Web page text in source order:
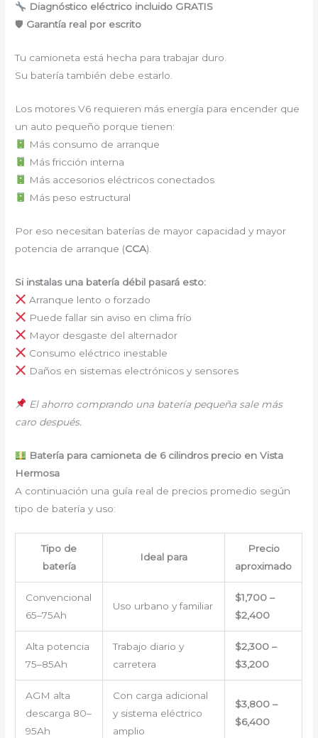
Diagnóstico eléctrico incluido GRATIS
🛡 Garantía real por escrito
Tu camioneta está hecha para trabajar duro.
Su batería también debe estarlo.
Los motores V6 requieren más energía para encender que
un auto pequeño porque tienen:
Más consumo de arranque
Más fricción interna
Más accesorios eléctricos conectados
Más peso estructural
Por eso necesitan baterías de mayor capacidad y mayor
potencia de arranque (CCA).
Si instalas una batería débil pasará esto:
Arranque lento o forzado
Puede fallar sin aviso en clima frío
Mayor desgaste del alternador
Consumo eléctrico inestable
Daños en sistemas electrónicos y sensores
El ahorro comprando una batería pequeña sale más
caro después.
Batería para camioneta de 6 cilindros precio en Vista
Hermosa
A continuación una guía real de precios promedio según
tipo de batería y uso:
Tipo de
batería
Ideal para
Precio
aproximado
Convencional
65–75Ah
Uso urbano y familiar
$1,700 –
$2,400
Alta potencia
75–85Ah
Trabajo diario y
carretera
$2,300 –
$3,200
AGM alta
descarga 80–
95Ah
Con carga adicional
y sistema eléctrico
amplio
$3,800 –
$6,400